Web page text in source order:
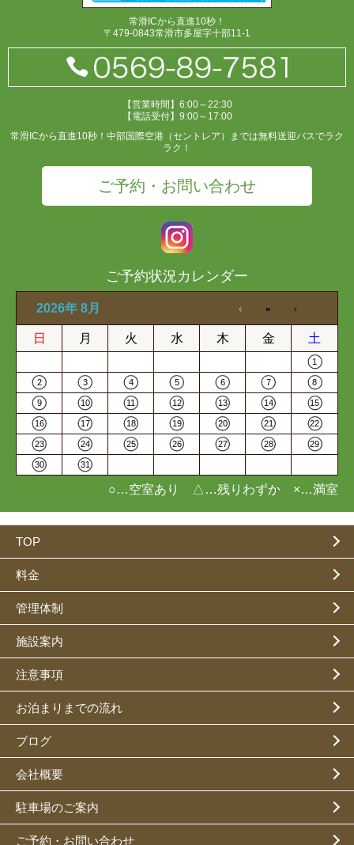
常滑ICから直進10秒！
〒479-0843常滑市多屋字十部11-1
【営業時間】6:00～22:30
【電話受付】9:00～17:00
常滑ICから直進10秒！中部国際空港（セントレア）までは無料送迎バスでラク
ラク！
ご予約・お問い合わせ
ご予約状況カレンダー
2026年 8月
日 月 火 水 木 金 土
1
2 3 4 5 6 7 8
9 10 11 12 13 14 15
16 17 18 19 20 21 22
23 24 25 26 27 28 29
30 31
○…空室あり △…残りわずか ×…満室
TOP
料金
管理体制
施設案内
注意事項
お泊まりまでの流れ
ブログ
会社概要
駐車場のご案内
ご予約・お問い合わせ